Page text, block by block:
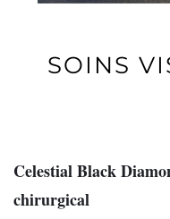
SOINS
Celestial Black
chirurgical